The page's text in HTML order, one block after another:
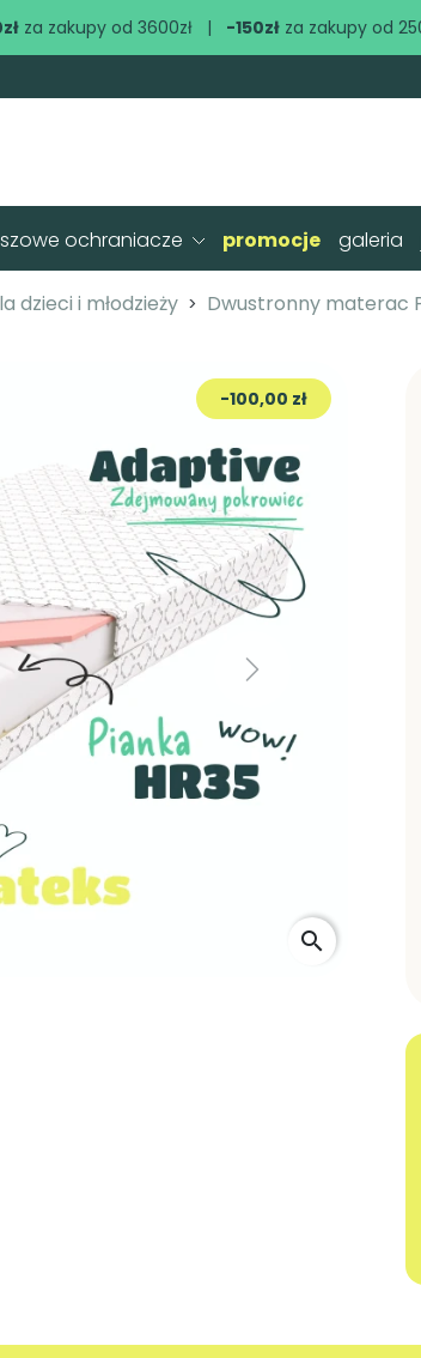
za zakupy od 3600zł | -150złza zakupy od
ochraniacze promocje galeria
dzieci i młodzieży Dwustronny materac
-100,00 zł
Next
search